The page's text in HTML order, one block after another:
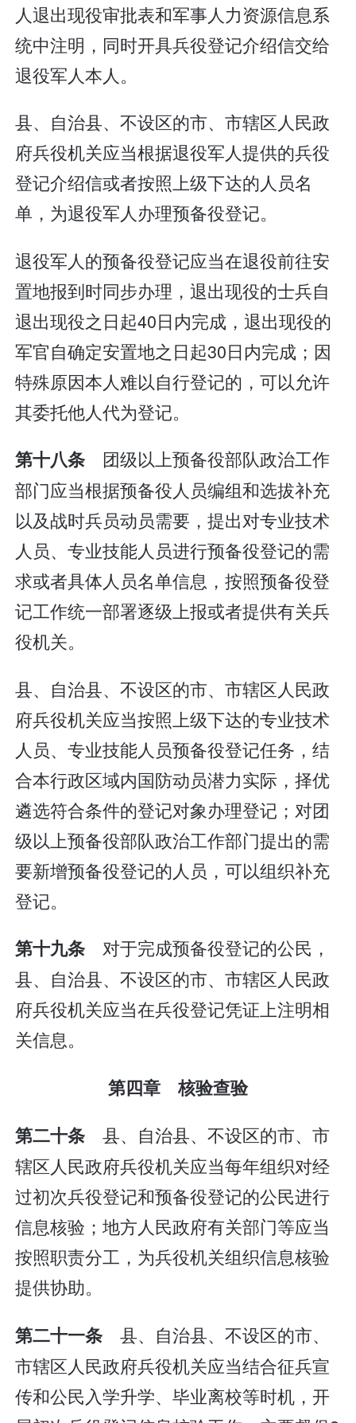
人退出现役审批表和军事人力资源信息系
统中注明，同时开具兵役登记介绍信交给
退役军人本人。
县、自治县、不设区的市、市辖区人民政
府兵役机关应当根据退役军人提供的兵役
登记介绍信或者按照上级下达的人员名
单，为退役军人办理预备役登记。
退役军人的预备役登记应当在退役前往安
置地报到时同步办理，退出现役的士兵自
退出现役之日起40日内完成，退出现役的
军官自确定安置地之日起30日内完成；因
特殊原因本人难以自行登记的，可以允许
其委托他人代为登记。
第十八条 团级以上预备役部队政治工作
部门应当根据预备役人员编组和选拔补充
以及战时兵员动员需要，提出对专业技术
人员、专业技能人员进行预备役登记的需
求或者具体人员名单信息，按照预备役登
记工作统一部署逐级上报或者提供有关兵
役机关。
县、自治县、不设区的市、市辖区人民政
府兵役机关应当按照上级下达的专业技术
人员、专业技能人员预备役登记任务，结
合本行政区域内国防动员潜力实际，择优
遴选符合条件的登记对象办理登记；对团
级以上预备役部队政治工作部门提出的需
要新增预备役登记的人员，可以组织补充
登记。
第十九条对于完成预备役登记的公民，
县、自治县、不设区的市、市辖区人民政
府兵役机关应当在兵役登记凭证上注明相
关信息。
第四章 核验查验
第二十条 县、自治县、不设区的市、市
辖区人民政府兵役机关应当每年组织对经
过初次兵役登记和预备役登记的公民进行
信息核验；地方人民政府有关部门等应当
按照职责分工，为兵役机关组织信息核验
提供协助。
第二十一条 县、自治县、不设区的市、
市辖区人民政府兵役机关应当结合征兵宣
传和公民入学升学、毕业离校等时机，开